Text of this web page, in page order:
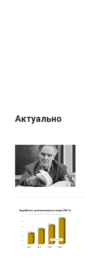
я
Актуально